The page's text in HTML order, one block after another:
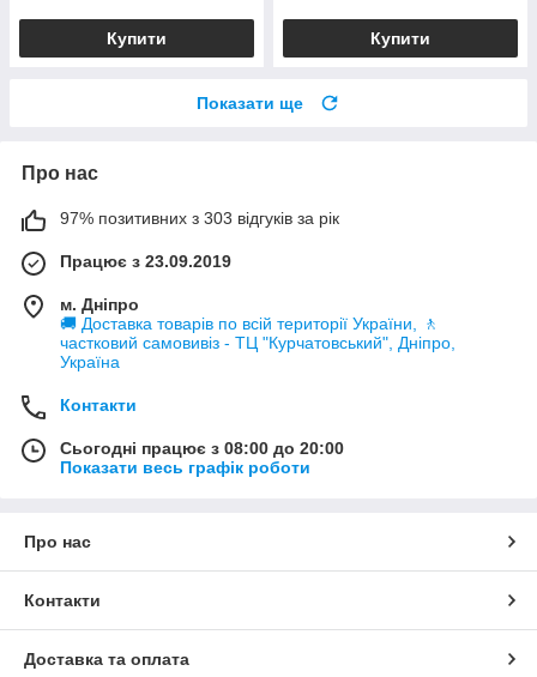
Купити Купити
Показати ще
Про нас
97% позитивних з 303 відгуків за рік
Працює з 23.09.2019
м. Дніпро
🚚 Доставка товарів по всій території України, 🚶
частковий самовивіз - ТЦ "Курчатовський", Дніпро,
Україна
Контакти
Сьогодні працює з 08:00 до 20:00
Показати весь графік роботи
Про нас
Контакти
Доставка та оплата